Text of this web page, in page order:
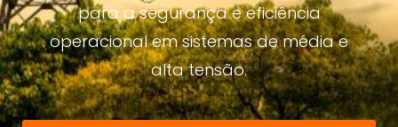
para a segurança e eficiência
operacional em sistemas de média e
alta tensão.